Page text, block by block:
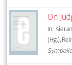
On
In:
(Hg.),
Symbolic